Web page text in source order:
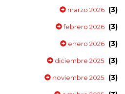
marzo 2026 (3)
febrero 2026 (3)
enero 2026 (3)
diciembre 2025 (3)
noviembre 2025 (3)